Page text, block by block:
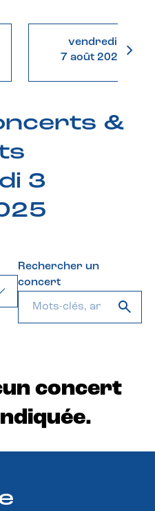
vendredi
7 août 2026
&
3
Rechercher un
concert
concert